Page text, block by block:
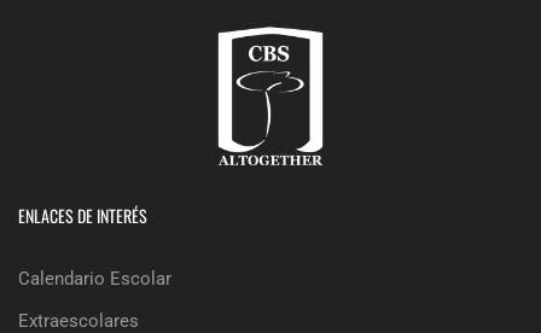
ENLACES DE INTERÉS
Calendario Escolar
Extraescolares